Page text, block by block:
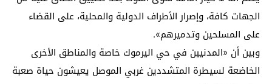
الجهات كافة، وإصرار الأطراف الدولية والمحلية، على القضاء
على المسلحين وتدميرهم».
وبين أن «المدنيين في حي اليرموك خاصة والمناطق الأخرى
الخاضعة لسيطرة المتشددين غربي الموصل يعيشون حياة صعبة